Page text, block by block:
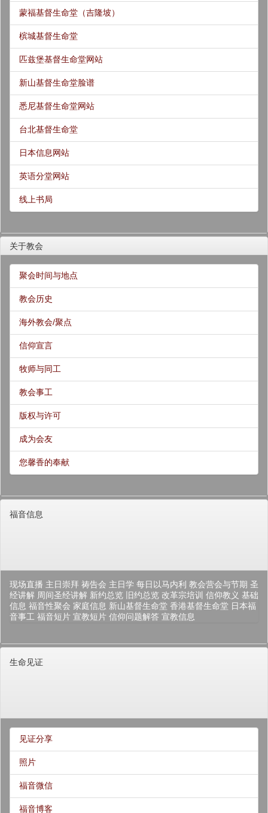
蒙福基督生命堂（吉隆坡）
槟城基督生命堂
匹兹堡基督生命堂网站
新山基督生命堂脸谱
悉尼基督生命堂网站
台北基督生命堂
日本信息网站
英语分堂网站
线上书局
关于教会
聚会时间与地点
教会历史
海外教会/聚点
信仰宣言
牧师与同工
教会事工
版权与许可
成为会友
您馨香的奉献
福音信息
现场直播 主日崇拜 祷告会 主日学 每日以马内利 教会营会与节期 圣
经讲解 周间圣经讲解 新约总览 旧约总览 改革宗培训 信仰教义 基础
信息 福音性聚会 家庭信息 新山基督生命堂 香港基督生命堂 日本福
音事工 福音短片 宣教短片 信仰问题解答 宣教信息
生命见证
见证分享
照片
福音微信
福音博客